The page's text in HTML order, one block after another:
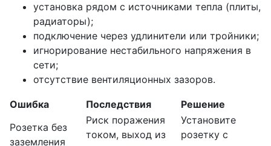
установка рядом с источниками тепла (плиты,
радиаторы);
подключение через удлинители или тройники;
игнорирование нестабильного напряжения в
сети;
отсутствие вентиляционных зазоров.
Ошибка Последствия
Решение
Розетка без
заземления
Риск поражения
током, выход из
Установите
розетку с